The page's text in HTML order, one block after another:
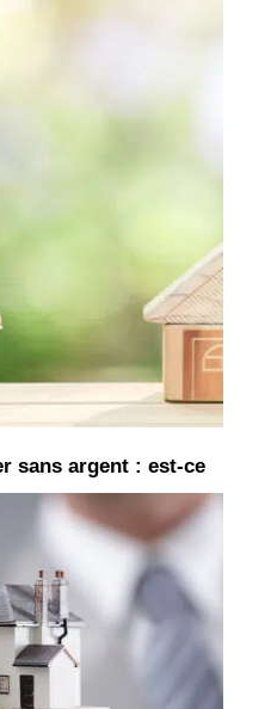
sans argent : est-ce